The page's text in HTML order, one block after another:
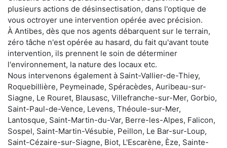
plusieurs actions de désinsectisation, dans l'optique de
vous octroyer une intervention opérée avec précision.
À Antibes, dès que nos agents débarquent sur le terrain,
zéro tâche n'est opérée au hasard, du fait qu'avant toute
intervention, ils prennent le soin de déterminer
l'environnement, la nature des locaux etc.
Nous intervenons également à Saint-Vallier-de-Thiey,
Roquebillière, Peymeinade, Spéracèdes, Auribeau-sur-
Siagne, Le Rouret, Blausasc, Villefranche-sur-Mer, Gorbio,
Saint-Paul-de-Vence, Levens, Théoule-sur-Mer,
Lantosque, Saint-Martin-du-Var, Berre-les-Alpes, Falicon,
Sospel, Saint-Martin-Vésubie, Peillon, Le Bar-sur-Loup,
Saint-Cézaire-sur-Siagne, Biot, L'Escarène, Èze, Sainte-